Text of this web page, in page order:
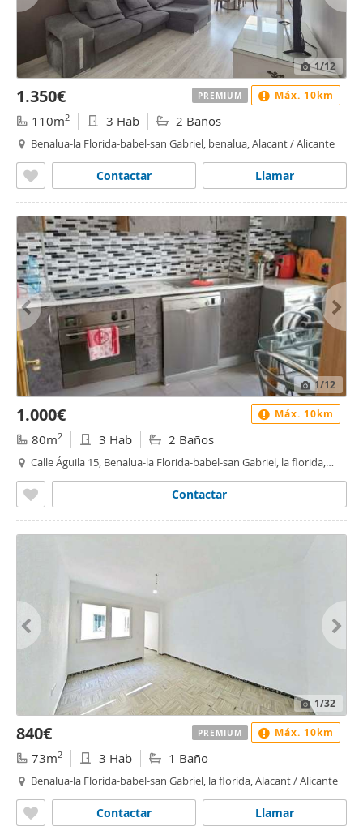
1/12
1.350€
110m2 3 Hab 2 Baños
Benalua-la Florida-babel-san Gabriel, benalua, Alacant / Alicante
Llamar
Contactar
PREMIUM Máx. 10km
1/12
1.000€
80m2 3 Hab 2 Baños
Calle Águila 15, Benalua-la Florida-babel-san Gabriel, la florida,
Contactar
Máx. 10km
1/32
840€
73m2 3 Hab 1 Baño
Benalua-la Florida-babel-san Gabriel, la florida, Alacant / Alicante
Llamar
Contactar
PREMIUM Máx. 10km